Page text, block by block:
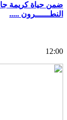
ضمن حياة كريمة
النطــــــرون .....
12:00